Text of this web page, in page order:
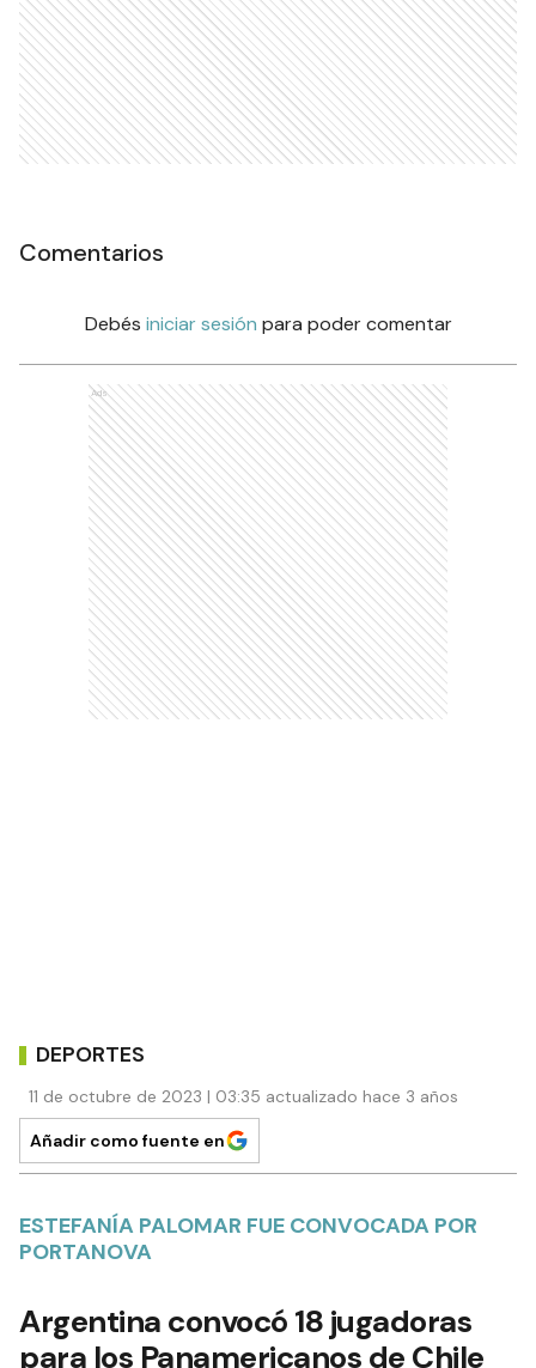
Comentarios
Debés iniciar sesión para poder comentar
Ads
DEPORTES
11 de octubre de 2023 | 03:35 actualizado hace 3 años
Añadir como fuente en
ESTEFANÍA PALOMAR FUE CONVOCADA POR
PORTANOVA
Argentina convocó 18 jugadoras
para los Panamericanos de Chile